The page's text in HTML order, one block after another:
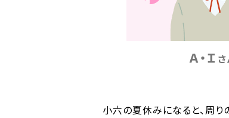
Ａ・Ｉ
小六の夏休みになると、周